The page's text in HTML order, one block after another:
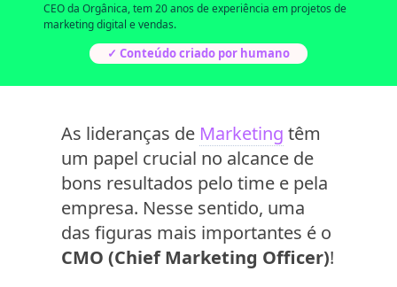
CEO da Orgânica, tem 20 anos de experiência em projetos de
marketing digital e vendas.
✓ Conteúdo criado por humano
As lideranças de Marketing têm
um papel crucial no alcance de
bons resultados pelo time e pela
empresa. Nesse sentido, uma
das figuras mais importantes é o
CMO (Chief Marketing Officer)!